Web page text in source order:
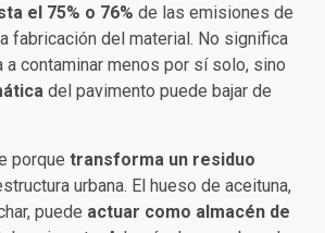
el 75% o 76% de las emisiones de
fabricación del material. No significa
a contaminar menos por sí solo, sino
del pavimento puede bajar de
porque transforma un residuo
urbana. El hueso de aceituna,
puede actuar como almacén de